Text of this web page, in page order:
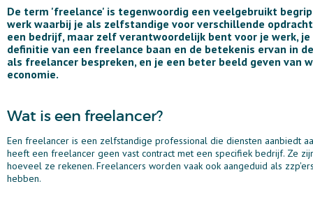
De term 'freelance' is tegenwoordig een veelgebruikt
werk waarbij je als zelfstandige voor verschillende
een bedrijf, maar zelf verantwoordelijk bent voor je werk,
definitie van een freelance baan en de betekenis ervan in
als freelancer bespreken, en je een beter beeld geven
economie.
Wat is een freelancer?
Een freelancer is een zelfstandige professional die diensten aanbiedt
heeft een freelancer geen vast contract met een specifiek bedrijf. Ze
hoeveel ze rekenen. Freelancers worden vaak ook aangeduid als
hebben.